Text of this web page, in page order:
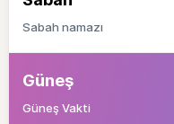
Sabah namazı
Güneş
Güneş Vakti